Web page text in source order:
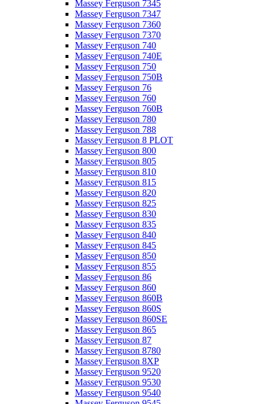
Massey Ferguson 7345
Massey Ferguson 7347
Massey Ferguson 7360
Massey Ferguson 7370
Massey Ferguson 740
Massey Ferguson 740E
Massey Ferguson 750
Massey Ferguson 750B
Massey Ferguson 76
Massey Ferguson 760
Massey Ferguson 760B
Massey Ferguson 780
Massey Ferguson 788
Massey Ferguson 8 PLOT
Massey Ferguson 800
Massey Ferguson 805
Massey Ferguson 810
Massey Ferguson 815
Massey Ferguson 820
Massey Ferguson 825
Massey Ferguson 830
Massey Ferguson 835
Massey Ferguson 840
Massey Ferguson 845
Massey Ferguson 850
Massey Ferguson 855
Massey Ferguson 86
Massey Ferguson 860
Massey Ferguson 860B
Massey Ferguson 860S
Massey Ferguson 860SE
Massey Ferguson 865
Massey Ferguson 87
Massey Ferguson 8780
Massey Ferguson 8XP
Massey Ferguson 9520
Massey Ferguson 9530
Massey Ferguson 9540